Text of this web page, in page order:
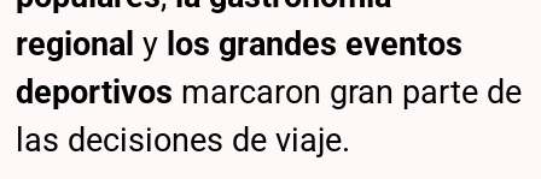
regionaly los grandes eventos
deportivos marcaron gran parte de
las decisiones de viaje.